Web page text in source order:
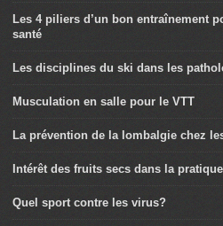
Les 4 piliers d’un bon entraînement
santé
Les disciplines du ski dans les
Musculation en salle pour le VTT
La prévention de la lombalgie chez
Intérêt des fruits secs dans la
Quel sport contre les virus?